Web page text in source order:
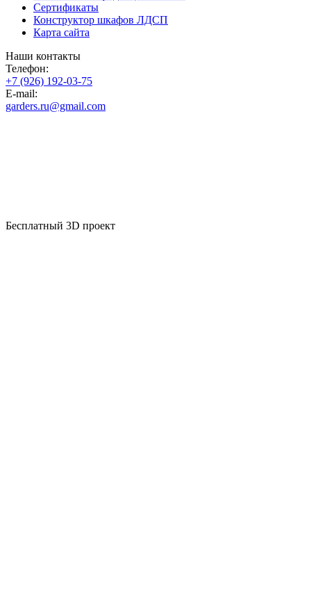
Сертификаты
Конструктор шкафов ЛДСП
Карта сайта
Наши контакты
Телефон:
+7 (926) 192-03-75
E-mail:
garders.ru@gmail.com
Бесплатный 3D проект